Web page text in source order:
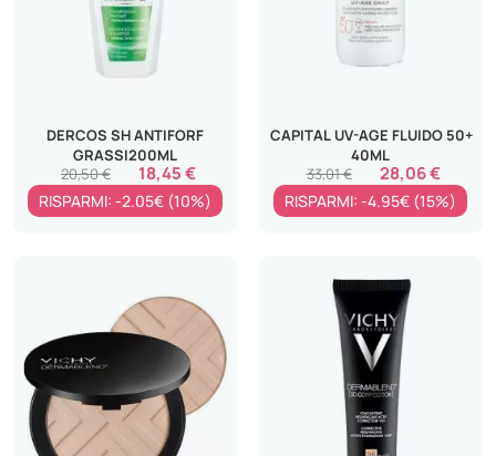
DERCOS SH ANTIFORF
GRASSI200ML
18,45 €
20,50 €
RISPARMI: -2.05€ (10%)
CAPITAL UV-AGE FLUIDO 50+
40ML
28,06 €
33,01 €
RISPARMI: -4.95€ (15%)